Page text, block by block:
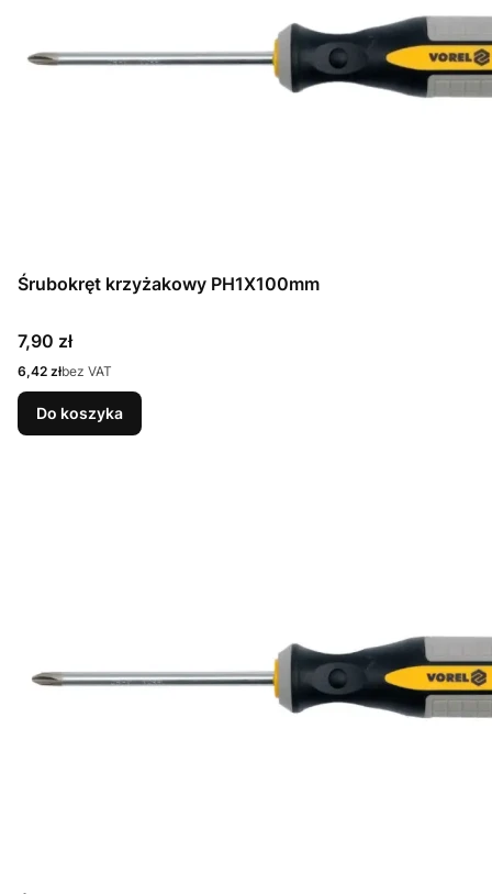
Śrubokręt krzyżakowy PH1X100mm
Cena
7,90 zł
Cena
6,42 złbez VAT
Do koszyka